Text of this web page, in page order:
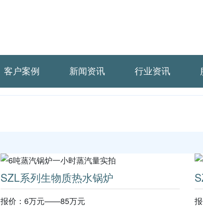
客户案例 新闻资讯 行业资讯
SZL系列生物质热水锅炉
报价：6万元——85万元